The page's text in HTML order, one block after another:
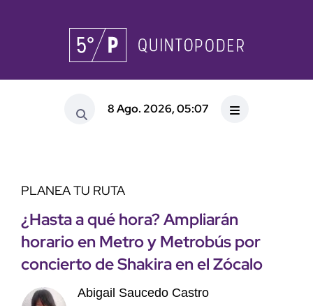
8 Ago. 2026, 05:07
PLANEA TU RUTA
¿Hasta a qué hora? Ampliarán
horario en Metro y Metrobús por
concierto de Shakira en el Zócalo
Abigail Saucedo Castro